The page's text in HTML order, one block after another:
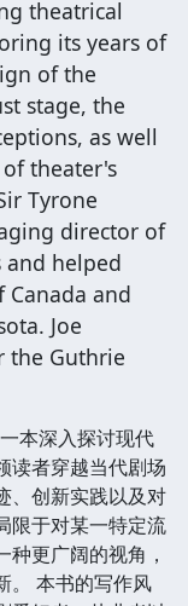
theatrical
its years of
of the
stage, the
as well
theater's
Tyrone
director of
and helped
and
Joe
the Guthrie
本深入探讨现代
读者穿越当代剧场
、创新实践以及对
限于对某一特定流
更广阔的视角，
。 本书的写作风